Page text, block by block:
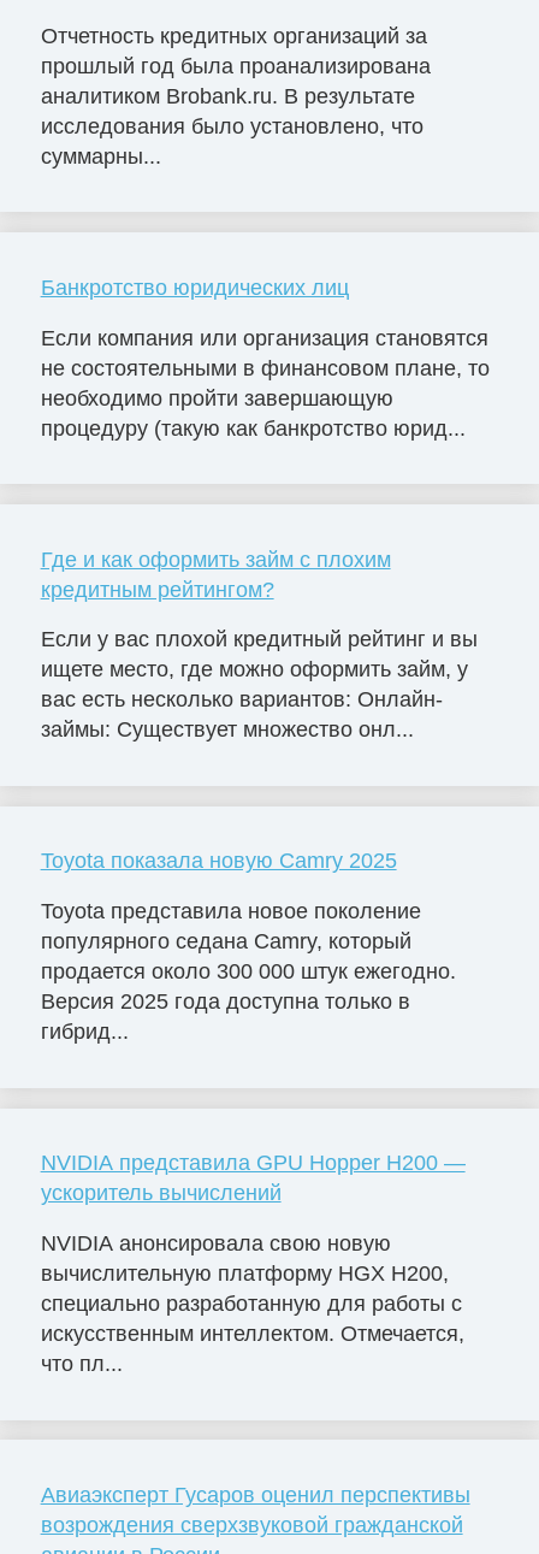
Отчетность кредитных организаций за
прошлый год была проанализирована
аналитиком Brobank.ru. В результате
исследования было установлено, что
суммарны...
Банкротство юридических лиц
Если компания или организация становятся
не состоятельными в финансовом плане, то
необходимо пройти завершающую
процедуру (такую как банкротство юрид...
Где и как оформить займ с плохим
кредитным рейтингом?
Если у вас плохой кредитный рейтинг и вы
ищете место, где можно оформить займ, у
вас есть несколько вариантов: Онлайн-
займы: Существует множество онл...
Toyota показала новую Camry 2025
Toyota представила новое поколение
популярного седана Camry, который
продается около 300 000 штук ежегодно.
Версия 2025 года доступна только в
гибрид...
NVIDIA представила GPU Hopper H200 —
ускоритель вычислений
NVIDIA анонсировала свою новую
вычислительную платформу HGX H200,
специально разработанную для работы с
искусственным интеллектом. Отмечается,
что пл...
Авиаэксперт Гусаров оценил перспективы
возрождения сверхзвуковой гражданской